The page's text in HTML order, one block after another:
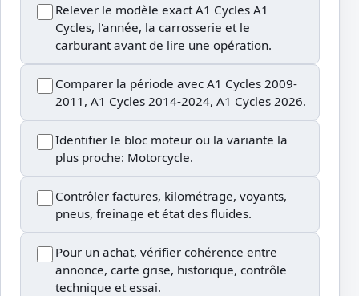
Relever le modèle exact A1 Cycles A1
Cycles, l'année, la carrosserie et le
carburant avant de lire une opération.
Comparer la période avec A1 Cycles 2009-
2011, A1 Cycles 2014-2024, A1 Cycles 2026.
Identifier le bloc moteur ou la variante la
plus proche: Motorcycle.
Contrôler factures, kilométrage, voyants,
pneus, freinage et état des fluides.
Pour un achat, vérifier cohérence entre
annonce, carte grise, historique, contrôle
technique et essai.